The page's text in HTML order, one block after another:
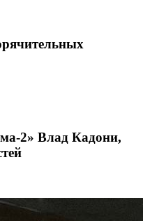
Влад Кадони,